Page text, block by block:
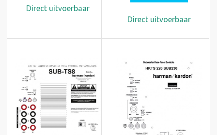
Direct uitvoerbaar
Direct uitvoerbaar